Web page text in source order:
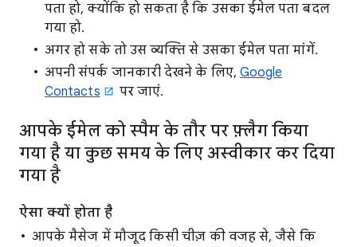
पता हो, क्योंकि हो सकता है कि उसका ईमेल पता बदल
गया हो.
अगर हो सके तो उस व्यक्ति से उसका ईमेल पता मांगें.
अपनी संपर्क जानकारी देखने के लिए, Google
Contacts
पर जाएं.
आपके ईमेल को स्पैम के तौर पर फ़्लैग किया
गया है या कुछ समय के लिए अस्वीकार कर दिया
गया है
ऐसा क्यों होता है
आपके मैसेज में मौजूद किसी चीज़ की वजह से, जैसे कि